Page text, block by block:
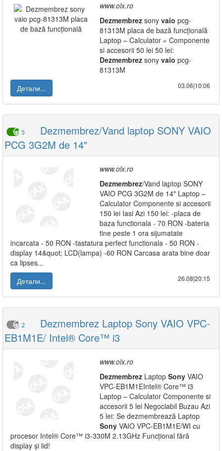
www.olx.ro
Dezmembrez sony vaio pcg-
81313M placa de bază funcțională
Laptop – Calculator » Componente
si accesorii 50 lei 50 lei:
Dezmembrez sony vaio pcg-
81313M
Детали...
03.06|10:06
5
Dezmembrez/Vand laptop SONY VAIO
PCG 3G2M de 14"
www.olx.ro
Dezmembrez/Vand laptop SONY
VAIO PCG 3G2M de 14" Laptop –
Calculator Componente si accesorii
150 lei Iasi Azi 150 lei: -placa de
baza functionala - 70 RON -bateria
tine peste 1 ora sijumatate
incarcata - 50 RON -tastatura perfect functionala - 50 RON -
display 14&quot; LCD(lampa) -60 RON Carcasa arata bine doar
ca lipses...
Детали...
26.08|20:15
2
Dezmembrez Laptop Sony VAIO VPC-
EB1M1E/ Intel® Core™ i3
www.olx.ro
Dezmembrez Laptop Sony VAIO
VPC-EB1M1EIntel® Core™ i3
Laptop – Calculator Componente si
accesorii 5 lei Negociabil Buzau Azi
5 lei: Se dezmembrează Laptop
Sony VAIO VPC-EB1M1E/WI cu
procesor Intel® Core™ i3-330M 2.13GHz Funcțional fără
display și lid!